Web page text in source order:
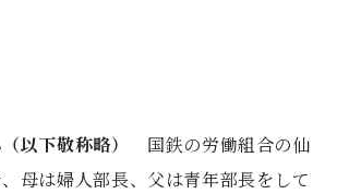
（以下敬称略）
国鉄の労働組合の仙
母は婦人部長、父は青年部長をして